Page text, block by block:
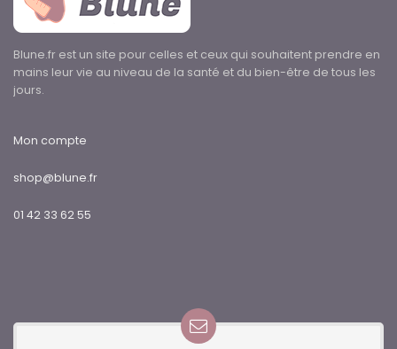
Blune.fr est un site pour celles et ceux qui souhaitent prendre en
mains leur vie au niveau de la santé et du bien-être de tous les
jours.
Mon compte
shop@blune.fr
01 42 33 62 55